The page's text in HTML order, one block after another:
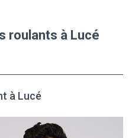
roulants à Lucé
à Lucé